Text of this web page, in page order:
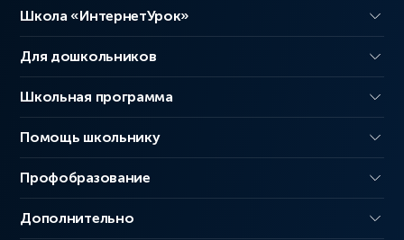
Школа «ИнтернетУрок»
Для дошкольников
Школьная программа
Помощь школьнику
Профобразование
Дополнительно